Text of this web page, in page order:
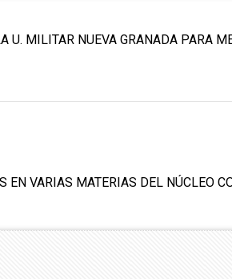
U. MILITAR NUEVA GRANADA PARA
VARIAS MATERIAS DEL NÚCLEO